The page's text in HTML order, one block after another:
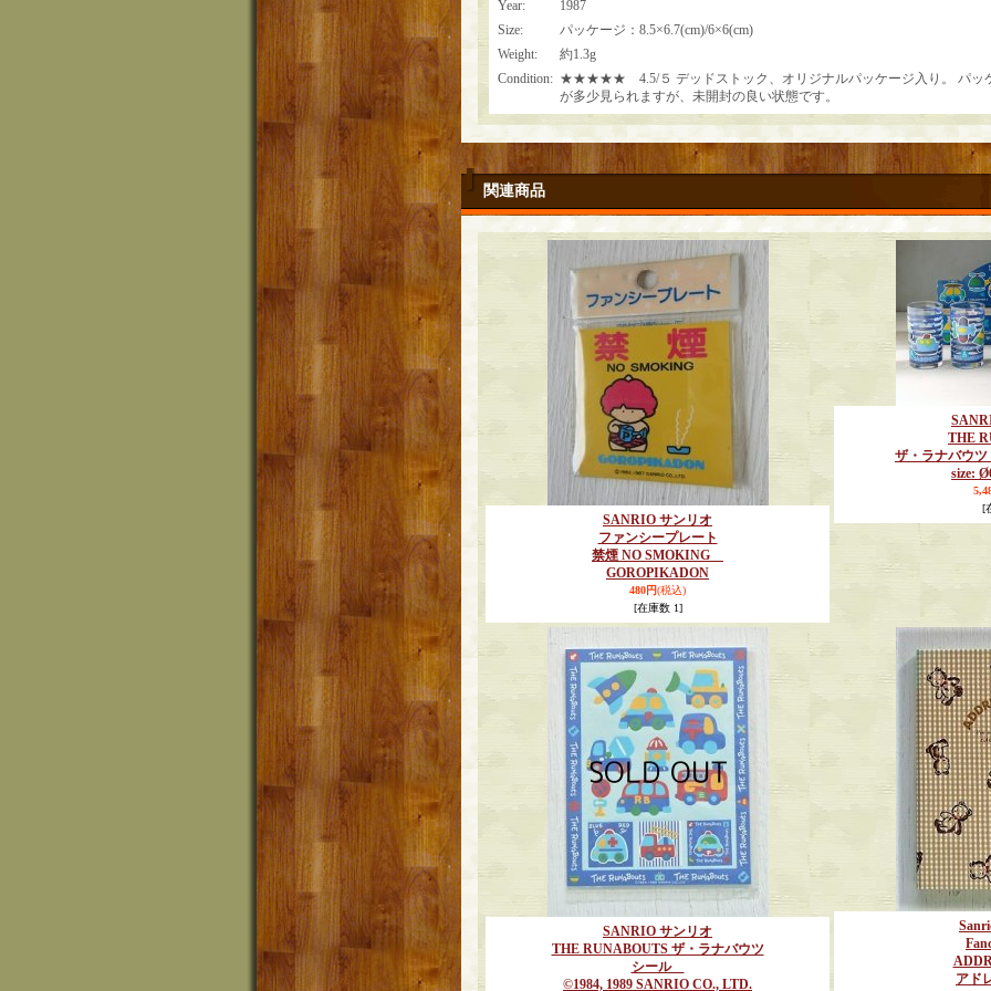
Year:
1987
Size:
パッケージ：8.5×6.7(cm)/6×6(cm)
Weight:
約1.3g
Condition: ★★★★★ 4.5/５ デッドストック、オリジナルパッケージ入り。 パッ
が多少見られますが、未開封の良い状態です。
関連商品
SANRIO サンリオ
ファンシープレート
禁煙 NO SMOKING
GOROPIKADON
480円(税込)
[在庫数 1]
THE
ザ・ラナバウ
size:
[
SANRIO サンリオ
THE RUNABOUTS ザ・ラナバウツ
シール
©1984, 1989 SANRIO CO., LTD.
アド